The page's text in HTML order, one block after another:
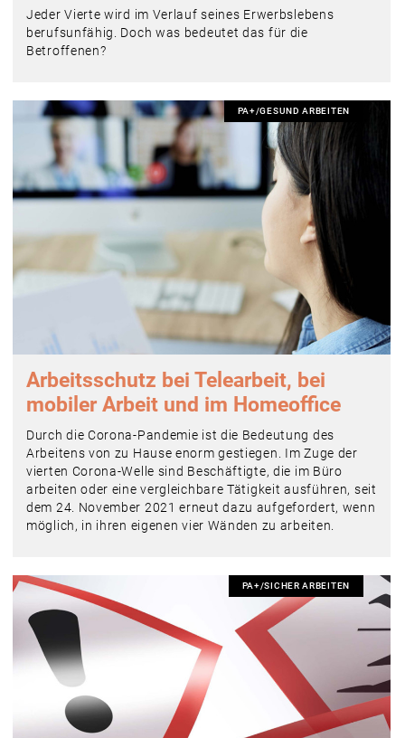
Jeder Vierte wird im Verlauf seines Erwerbslebens
berufsunfähig. Doch was bedeutet das für die
Betroffenen?
PA+/GESUND ARBEITEN
Arbeitsschutz bei Telearbeit, bei
mobiler Arbeit und im Homeoffice
Durch die Corona-Pandemie ist die Bedeutung des
Arbeitens von zu Hause enorm gestiegen. Im Zuge der
vierten Corona-Welle sind Beschäftigte, die im Büro
arbeiten oder eine vergleichbare Tätigkeit ausführen, seit
dem 24. November 2021 erneut dazu aufgefordert, wenn
möglich, in ihren eigenen vier Wänden zu arbeiten.
PA+/SICHER ARBEITEN